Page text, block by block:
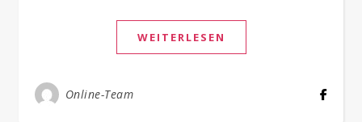
WEITERLESEN
Online-Team